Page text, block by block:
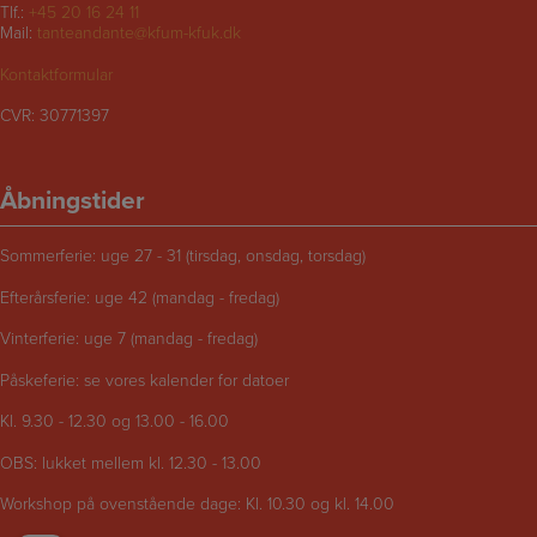
Tlf.: +45 20 16 24 11
Mail: tanteandante@kfum-kfuk.dk
Kontaktformular
CVR: 30771397
Åbningstider
Sommerferie: uge 27 - 31 (tirsdag, onsdag, torsdag)
Efterårsferie: uge 42 (mandag - fredag)
Vinterferie: uge 7 (mandag - fredag)
Påskeferie: se vores kalender for datoer
Kl. 9.30 - 12.30 og 13.00 - 16.00
OBS: lukket mellem kl. 12.30 - 13.00
Workshop på ovenstående dage: Kl. 10.30 og kl. 14.00